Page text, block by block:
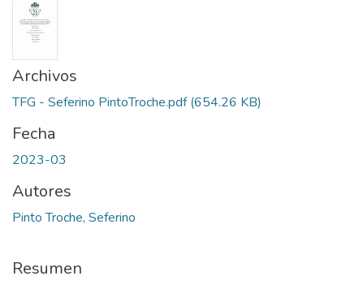
Archivos
TFG - Seferino PintoTroche.pdf(654.26 KB)
Fecha
2023-03
Autores
Pinto Troche, Seferino
Resumen